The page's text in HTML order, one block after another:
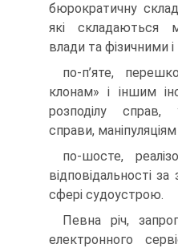
бюрократичну
які складаються
влади та фізичними
по-п’яте,
клонам» і іншим
розподілу справ,
справи, маніпуляціям
по-шосте,
відповідальності
сфері судоустрою.
Певна річ,
електронного